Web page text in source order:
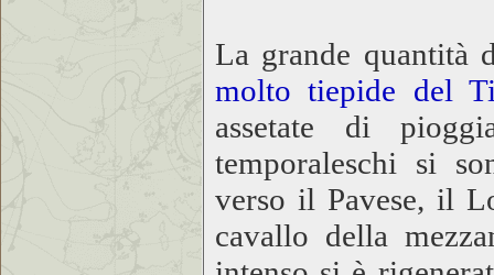
La grande quantità
molto tiepide del
assetate di
temporaleschi si
verso il Pavese, il
cavallo della